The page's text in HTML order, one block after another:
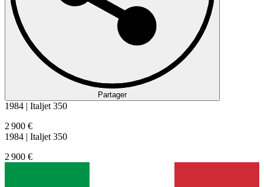
Partager
1984 | Italjet 350
2 900 €
1984 | Italjet 350
2 900 €